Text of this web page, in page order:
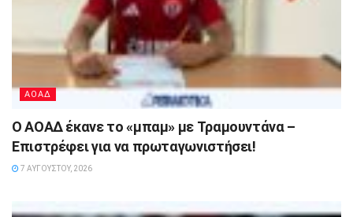
ΑΟΑΔ
Ο ΑΟΑΔ έκανε το «μπαμ» με Τραμουντάνα –
Επιστρέφει για να πρωταγωνιστήσει!
7 ΑΥΓΟΎΣΤΟΥ, 2026